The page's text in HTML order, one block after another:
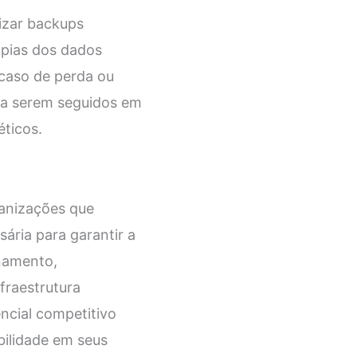
backups
dos dados
de perda ou
serem seguidos em
que
para garantir a
competitivo
em seus